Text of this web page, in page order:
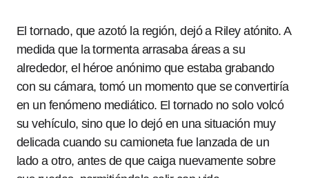
El tornado, que azotó la región, dejó a Riley atónito. A
medida que la tormenta arrasaba áreas a su
alrededor, el héroe anónimo que estaba grabando
con su cámara, tomó un momento que se convertiría
en un fenómeno mediático. El tornado no solo volcó
su vehículo, sino que lo dejó en una situación muy
delicada cuando su camioneta fue lanzada de un
lado a otro, antes de que caiga nuevamente sobre